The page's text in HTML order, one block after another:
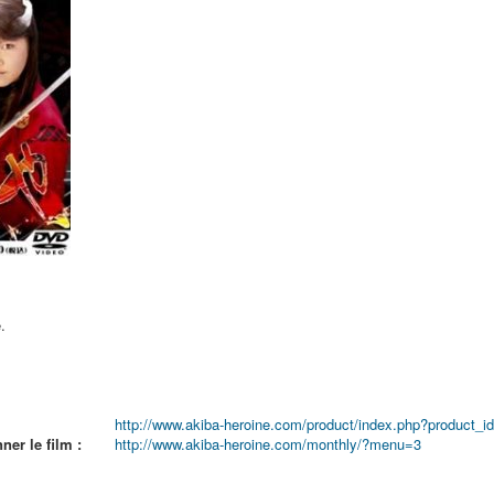
http://www.akiba-heroine.com/product/
le film :
http://www.akiba-heroine.com/monthly/?menu=3